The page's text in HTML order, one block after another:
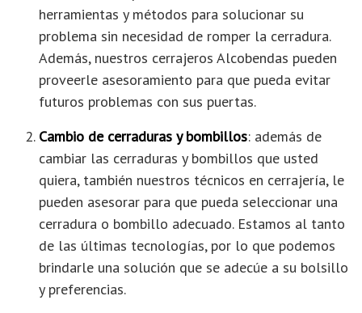
herramientas y métodos para solucionar su
problema sin necesidad de romper la cerradura.
Además, nuestros cerrajeros Alcobendas pueden
proveerle asesoramiento para que pueda evitar
futuros problemas con sus puertas.
Cambio de cerraduras y bombillos: además de
cambiar las cerraduras y bombillos que usted
quiera, también nuestros técnicos en cerrajería, le
pueden asesorar para que pueda seleccionar una
cerradura o bombillo adecuado. Estamos al tanto
de las últimas tecnologías, por lo que podemos
brindarle una solución que se adecúe a su bolsillo
y preferencias.